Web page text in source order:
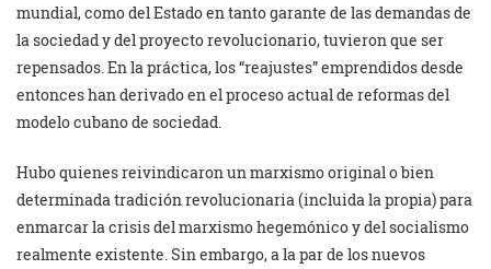
mundial, como del Estado en tanto garante de las demandas de
la sociedad y del proyecto revolucionario, tuvieron que ser
repensados. En la práctica, los “reajustes” emprendidos desde
entonces han derivado en el proceso actual de reformas del
modelo cubano de sociedad.
Hubo quienes reivindicaron un marxismo original o bien
determinada tradición revolucionaria (incluida la propia) para
enmarcar la crisis del marxismo hegemónico y del socialismo
realmente existente. Sin embargo, a la par de los nuevos